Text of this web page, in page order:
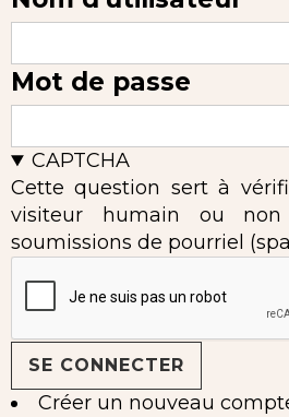
Mot de passe
CAPTCHA
Cette question sert à
visiteur humain ou
soumissions de pourriel
Créer un nouveau